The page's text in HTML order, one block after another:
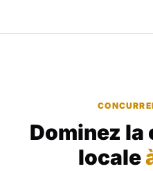
Dominez la
locale